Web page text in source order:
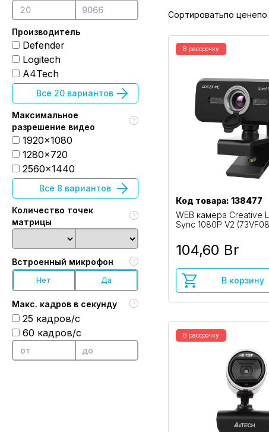
Производитель
Defender
Logitech
A4Tech
Все 20 вариантов
Максимальное
разрешение видео
1920x1080
1280x720
2560x1440
Все 8 вариантов
Количество точек
матрицы
Встроенный микрофон
Нет Да
Макс. кадров в секунду
25 кадров/с
60 кадров/с
Сортироватьпо ценепо
В рассрочку
Код товара: 138477
WEB камера Creative
Sync 1080P V2
104,60 Br
В корзину
В рассрочку